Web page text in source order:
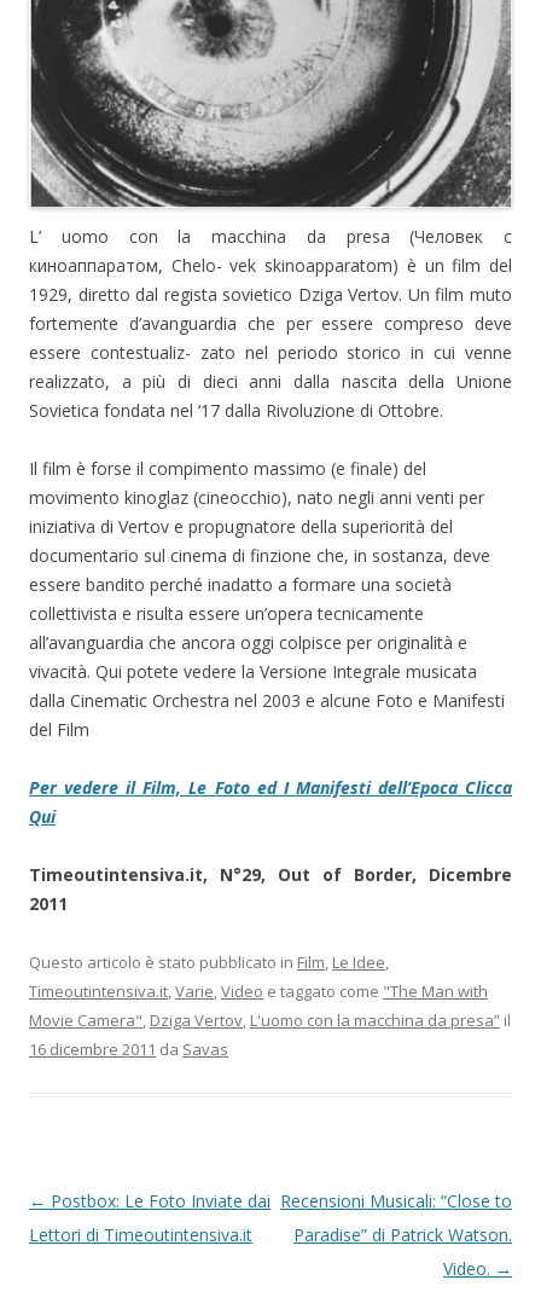
L’ uomo con la macchina da presa (Человек с
киноаппаратом, Chelo- vek skinoapparatom) è un film del
1929, diretto dal regista sovietico Dziga Vertov. Un film muto
fortemente d’avanguardia che per essere compreso deve
essere contestualiz- zato nel periodo storico in cui venne
realizzato, a più di dieci anni dalla nascita della Unione
Sovietica fondata nel ‘17 dalla Rivoluzione di Ottobre.
Il film è forse il compimento massimo (e finale) del
movimento kinoglaz (cineocchio), nato negli anni venti per
iniziativa di Vertov e propugnatore della superiorità del
documentario sul cinema di finzione che, in sostanza, deve
essere bandito perché inadatto a formare una società
collettivista e risulta essere un’opera tecnicamente
all’avanguardia che ancora oggi colpisce per originalità e
vivacità. Qui potete vedere la Versione Integrale musicata
dalla Cinematic Orchestra nel 2003 e alcune Foto e Manifesti
del Film
Per vedere il Film, Le Foto ed I Manifesti dell’Epoca Clicca
Qui
Timeoutintensiva.it, N°29, Out of Border, Dicembre
2011
Questo articolo è stato pubblicato in Film, Le Idee,
Timeoutintensiva.it,Varie,Video e taggato come "The Man with
Movie Camera", Dziga Vertov, L'uomo con la macchina da presa” il
16 dicembre 2011 da Savas
Navigazione articolo
← Postbox: Le Foto Inviate dai
Lettori di Timeoutintensiva.it
Recensioni Musicali: “Close to
Paradise” di Patrick Watson.
Video. →